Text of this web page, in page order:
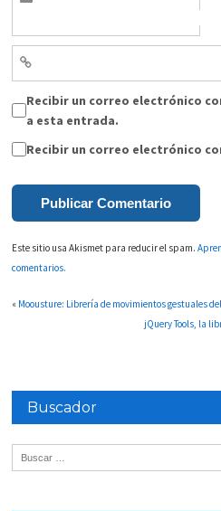
Recibir un correo electrónico
a esta entrada.
Recibir un correo electrónico
Este sitio usa Akismet para reducir el spam.
comentarios.
« Moousture: Librería de movimientos gestuales
jQuery Tools, la
Buscador